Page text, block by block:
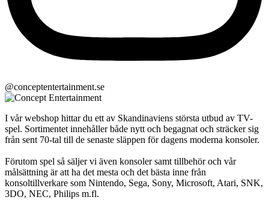
@conceptentertainment.se
I vår webshop hittar du ett av Skandinaviens största utbud av TV-
spel. Sortimentet innehåller både nytt och begagnat och sträcker sig
från sent 70-tal till de senaste släppen för dagens moderna konsoler.
Förutom spel så säljer vi även konsoler samt tillbehör och vår
målsättning är att ha det mesta och det bästa inne från
konsoltillverkare som Nintendo, Sega, Sony, Microsoft, Atari, SNK,
3DO, NEC, Philips m.fl.